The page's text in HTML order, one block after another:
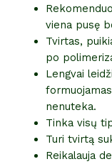
viena pusę
Tvirtas,
po
Lengvai
nenuteka.
Tinka visų
Turi tvirtą
Reikalauja